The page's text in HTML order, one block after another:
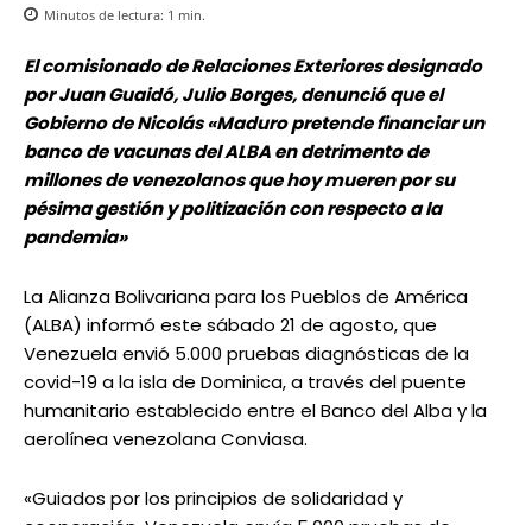
Minutos de lectura: 1 min.
El comisionado de Relaciones Exteriores designado
por Juan Guaidó, Julio Borges, denunció que el
Gobierno de Nicolás «Maduro pretende financiar un
banco de vacunas del ALBA en detrimento de
millones de venezolanos que hoy mueren por su
pésima gestión y politización con respecto a la
pandemia»
La Alianza Bolivariana para los Pueblos de América
(ALBA) informó este sábado 21 de agosto, que
Venezuela envió 5.000 pruebas diagnósticas de la
covid-19 a la isla de Dominica, a través del puente
humanitario establecido entre el Banco del Alba y la
aerolínea venezolana Conviasa.
«Guiados por los principios de solidaridad y